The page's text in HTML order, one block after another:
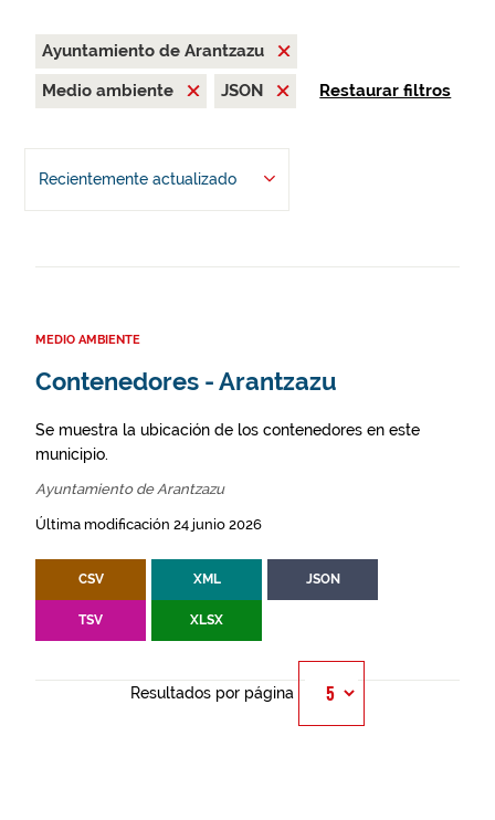
Ayuntamiento de Arantzazu
Medio ambiente
JSON Restaurar filtros
Recientemente actualizado
MEDIO AMBIENTE
Contenedores - Arantzazu
Se muestra la ubicación de los contenedores en este
municipio.
Ayuntamiento de Arantzazu
Última modificación 24 junio 2026
CSV XML JSON
TSV XLSX
Resultados por página